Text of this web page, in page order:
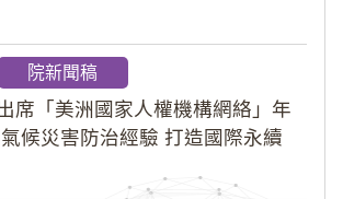
院新聞稿
席「美洲國家人權機構網絡」年
候災害防治經驗 打造國際永續